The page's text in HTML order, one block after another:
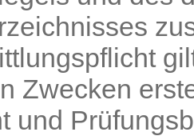
Zwecken
und